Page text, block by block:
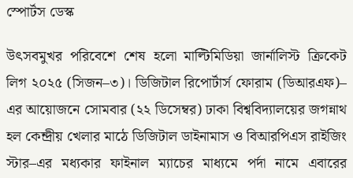
স্পোর্টস ডেস্ক
উৎসবমুখর পরিবেশে শেষ হলো মাল্টিমিডিয়া জার্নালিস্ট ক্রিকেট
লিগ ২০২৫ (সিজন–৩)। ডিজিটাল রিপোর্টার্স ফোরাম (ডিআরএফ)–
এর আয়োজনে সোমবার (২২ ডিসেম্বর) ঢাকা বিশ্ববিদ্যালয়ের জগন্নাথ
হল কেন্দ্রীয় খেলার মাঠে ডিজিটাল ডাইনামাস ও বিআরপিএস রাইজিং
স্টার–এর মধ্যকার ফাইনাল ম্যাচের মাধ্যমে পর্দা নামে এবারের